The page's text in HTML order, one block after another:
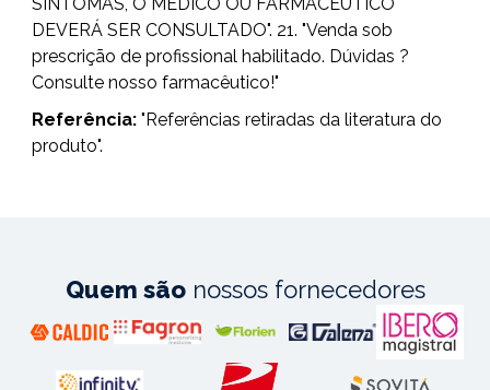
DEVERÁ SER CONSULTADO". 21. "Venda sob
prescrição de profissional habilitado. Dúvidas ?
Consulte nosso farmacêutico!"
Referência: "Referências retiradas da literatura do
produto".
Quem sãonossos fornecedores